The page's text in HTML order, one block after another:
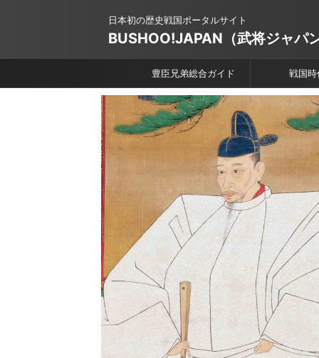
日本初の歴史戦国ポータルサイト
BUSHOO!JAPAN（武将ジャパ
豊臣兄弟総合ガイド 戦国時